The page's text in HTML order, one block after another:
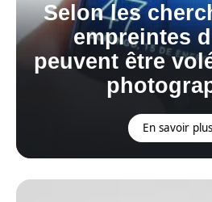
Selon les
empreintes
peuvent être
En savoir plus